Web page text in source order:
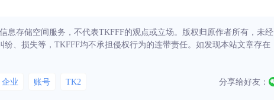
息存储空间服务，不代表TKFFF的观点或立场。版权归原作者所有，未经
、损失等，TKFFF均不承担侵权行为的连带责任。如发现本站文章存在
企业 账号 TK2 分享给好友：